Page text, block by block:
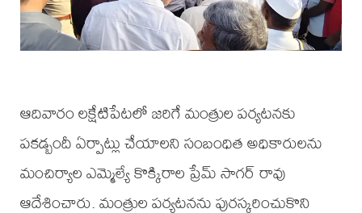
ఆదివారం లక్షేటిపేటలో జరిగే మంత్రుల పర్యటనకు
పకడ్బందీ ఏర్పాట్లు చేయాలని సంబంధిత అధికారులను
మంచిర్యాల ఎమ్మెల్యే కొక్కిరాల ప్రేమ్ సాగర్ రావు
ఆదేశించారు. మంత్రుల పర్యటనను పురస్కరించుకొని